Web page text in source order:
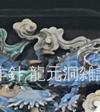
針 龍元洞雑